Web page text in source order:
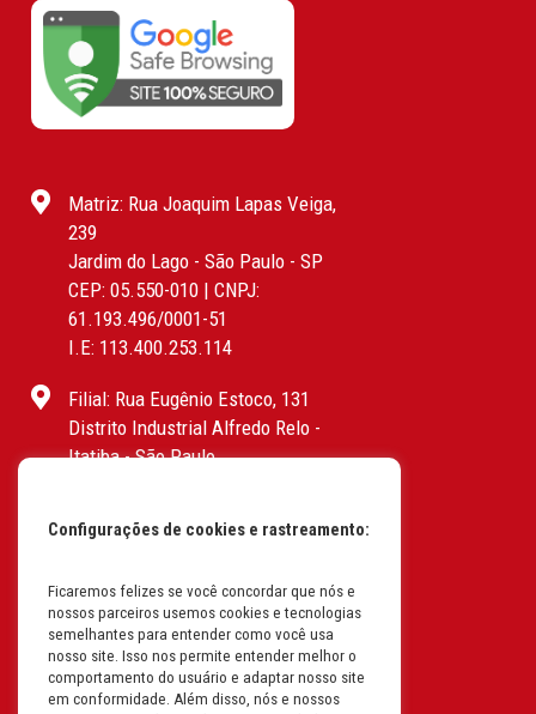
Matriz: Rua Joaquim Lapas Veiga,
239
Jardim do Lago - São Paulo - SP
CEP: 05.550-010 | CNPJ:
61.193.496/0001-51
I.E: 113.400.253.114
Filial: Rua Eugênio Estoco, 131
Distrito Industrial Alfredo Relo -
Itatiba - São Paulo
I.E: 382.096.357.1147
Filial: Av. Odila Chaves Rodrigues,
1277
Parque industrial RM - Condomínio
Therapark - Jundiaí - São Paulo
Configurações de cookies e rastreamento:
Ficaremos felizes se você concordar que nós e
nossos parceiros usemos cookies e tecnologias
semelhantes para entender como você usa
nosso site. Isso nos permite entender melhor o
comportamento do usuário e adaptar nosso site
em conformidade. Além disso, nós e nossos